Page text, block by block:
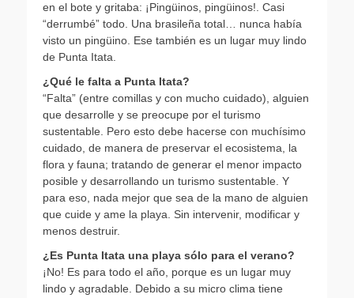
en el bote y gritaba: ¡Pingüinos, pingüinos!. Casi
“derrumbé” todo. Una brasileña total… nunca había
visto un pingüino. Ese también es un lugar muy lindo
de Punta Itata.
¿Qué le falta a Punta Itata?
“Falta” (entre comillas y con mucho cuidado), alguien
que desarrolle y se preocupe por el turismo
sustentable. Pero esto debe hacerse con muchísimo
cuidado, de manera de preservar el ecosistema, la
flora y fauna; tratando de generar el menor impacto
posible y desarrollando un turismo sustentable. Y
para eso, nada mejor que sea de la mano de alguien
que cuide y ame la playa. Sin intervenir, modificar y
menos destruir.
¿Es Punta Itata una playa sólo para el verano?
¡No! Es para todo el año, porque es un lugar muy
lindo y agradable. Debido a su micro clima tiene